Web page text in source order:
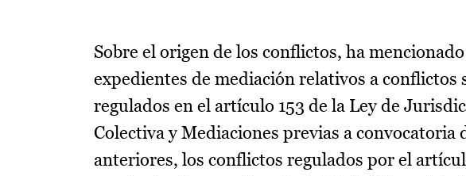
Sobre el origen de los conflictos, ha
expedientes de mediación relativos a
regulados en el artículo 153 de la Ley de
Colectiva y Mediaciones previas a convocatoria
anteriores, los conflictos regulados por el